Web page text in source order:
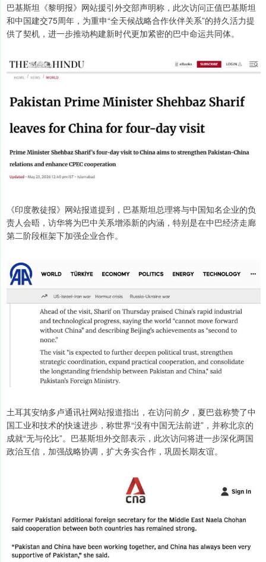
巴基斯坦《黎明报》网站援引外交部声明称，此次访问正值巴基斯坦
和中国建交75周年，为重申“全天候战略合作伙伴关系”的持久活力提
供了契机，进一步推动构建新时代更加紧密的巴中命运共同体。
《印度教徒报》网站报道提到，巴基斯坦总理将与中国知名企业的负
责人会晤，访华将为巴中关系增添新的内涵，特别是在中巴经济走廊
第二阶段框架下加强企业合作。
土耳其安纳多卢通讯社网站报道指出，在访问前夕，夏巴兹称赞了中
国工业和技术的快速进步，称世界“没有中国无法前进”，并称北京的
成就“无与伦比”。巴基斯坦外交部表示，此次访问将进一步深化两国
政治互信，加强战略协调，扩大务实合作，巩固长期友谊。